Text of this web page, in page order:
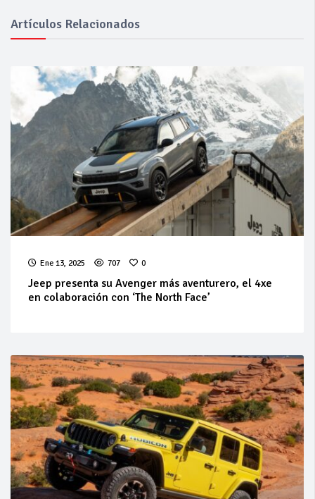
Artículos Relacionados
Ene 13, 2025 707 0
Jeep presenta su Avenger más aventurero, el 4xe
en colaboración con ‘The North Face’